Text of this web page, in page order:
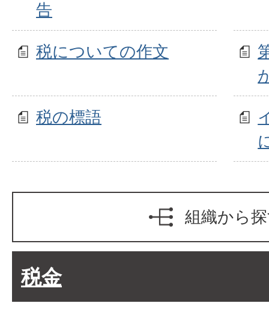
告
税についての作文
税の標語
組織から
税金